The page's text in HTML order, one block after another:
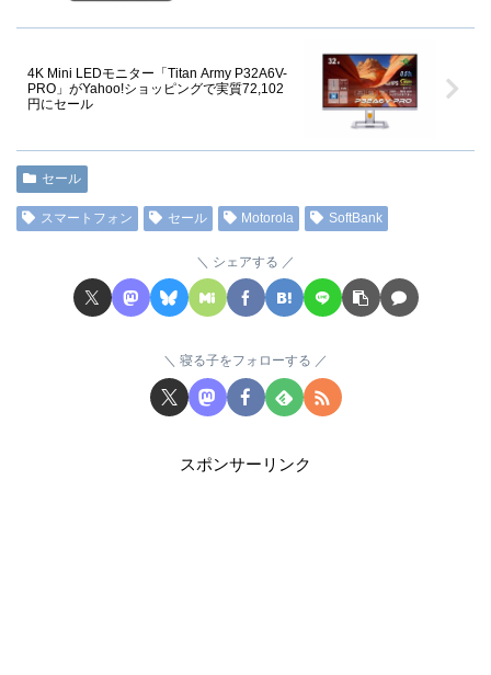
4K Mini LEDモニター「Titan Army P32A6V-
PRO」がYahoo!ショッピングで実質72,102
円にセール
セール
スマートフォン セール Motorola SoftBank
シェアする
寝る子をフォローする
スポンサーリンク